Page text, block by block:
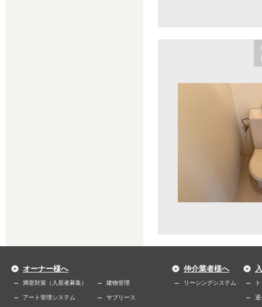
オーナー様へ 仲介業者様へ
満室対策（入居者募集） 建物管理 リーシングシステム
アート管理システム サブリース 退